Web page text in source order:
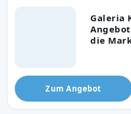
Galeria
die
Zum Angebot